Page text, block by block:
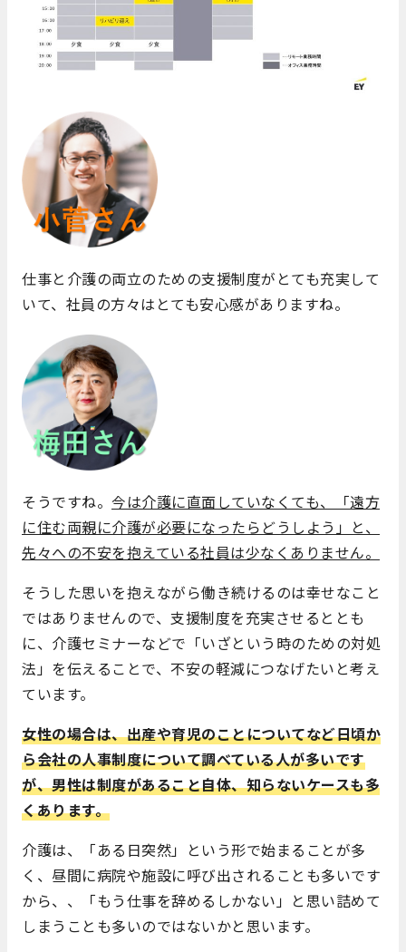
仕事と介護の両立のための支援制度がとても充実して
いて、社員の方々はとても安心感がありますね。
そうですね。 今は介護に直面していなくても、「遠方
に住む両親に介護が必要になったらどうしよう」と、
先々への不安を抱えている社員は少なくありません。
そうした思いを抱えながら働き続けるのは幸せなこと
ではありませんので、支援制度を充実させるととも
に、介護セミナーなどで「いざという時のための対処
法」を伝えることで、不安の軽減につなげたいと考え
ています。
女性の場合は、出産や育児のことについてなど日頃か
ら会社の人事制度について調べている人が多いです
が、男性は制度があること自体、知らないケースも多
くあります。
介護は、「ある日突然」という形で始まることが多
く、昼間に病院や施設に呼び出されることも多いです
から、、「もう仕事を辞めるしかない」と思い詰めて
しまうことも多いのではないかと思います。